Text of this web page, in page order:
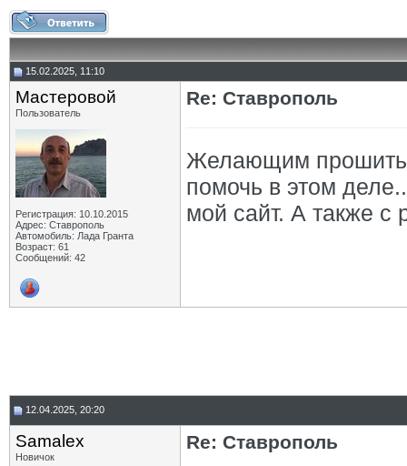
15.02.2025, 11:10
Мастеровой
Пользователь
Регистрация: 10.10.2015
Адрес: Ставрополь
Автомобиль: Лада Гранта
Возраст: 61
Сообщений: 42
Re: Ставрополь
Желающим прошить
помочь в этом
мой сайт. А также с
12.04.2025, 20:20
Samalex
Новичок
Re: Ставрополь